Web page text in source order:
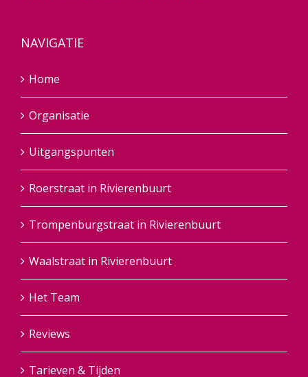
NAVIGATIE
Home
Organisatie
Uitgangspunten
Roerstraat in Rivierenbuurt
Trompenburgstraat in Rivierenbuurt
Waalstraat in Rivierenbuurt
Het Team
Reviews
Tarieven & Tijden